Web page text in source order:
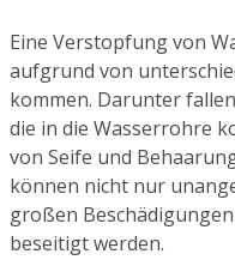
Eine Verstopfung von
aufgrund von
kommen. Darunter
die in die Wasserrohre
von Seife und
können nicht nur
großen
beseitigt werden.